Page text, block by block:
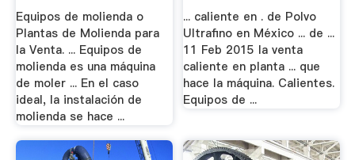
Equipos de molienda o
Plantas de Molienda para
la Venta. ... Equipos de
molienda es una máquina
de moler ... En el caso
ideal, la instalación de
molienda se hace ...
... caliente en . de Polvo
Ultrafino en México ... de ...
11 Feb 2015 la venta
caliente en planta ... que
hace la máquina. Calientes.
Equipos de ...